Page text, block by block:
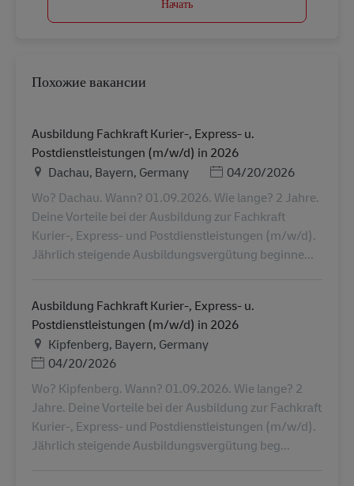
Начать
Похожие вакансии
Ausbildung Fachkraft Kurier-, Express- u.
Postdienstleistungen (m/w/d) in 2026
Местоположение
Dachau, Bayern, Germany Дата публикации
04/20/2026
Wo? Dachau. Wann? 01.09.2026. Wie lange? 2 Jahre.
Deine Vorteile bei der Ausbildung zur Fachkraft
Kurier-, Express- und Postdienstleistungen (m/w/d).
Jährlich steigende Ausbildungsvergütung beginne...
Ausbildung Fachkraft Kurier-, Express- u.
Postdienstleistungen (m/w/d) in 2026
Местоположение
Kipfenberg, Bayern, Germany
Дата публикации
04/20/2026
Wo? Kipfenberg. Wann? 01.09.2026. Wie lange? 2
Jahre. Deine Vorteile bei der Ausbildung zur Fachkraft
Kurier-, Express- und Postdienstleistungen (m/w/d).
Jährlich steigende Ausbildungsvergütung beg...